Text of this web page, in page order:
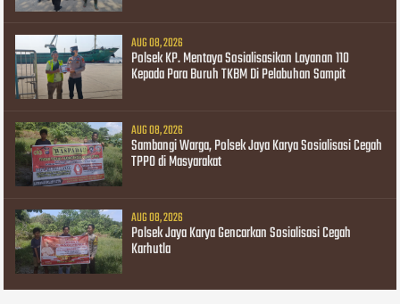
AUG 08, 2026
Polsek KP. Mentaya Sosialisasikan Layanan 110
Kepada Para Buruh TKBM Di Pelabuhan Sampit
AUG 08, 2026
Sambangi Warga, Polsek Jaya Karya Sosialisasi Cegah
TPPO di Masyarakat
AUG 08, 2026
Polsek Jaya Karya Gencarkan Sosialisasi Cegah
Karhutla